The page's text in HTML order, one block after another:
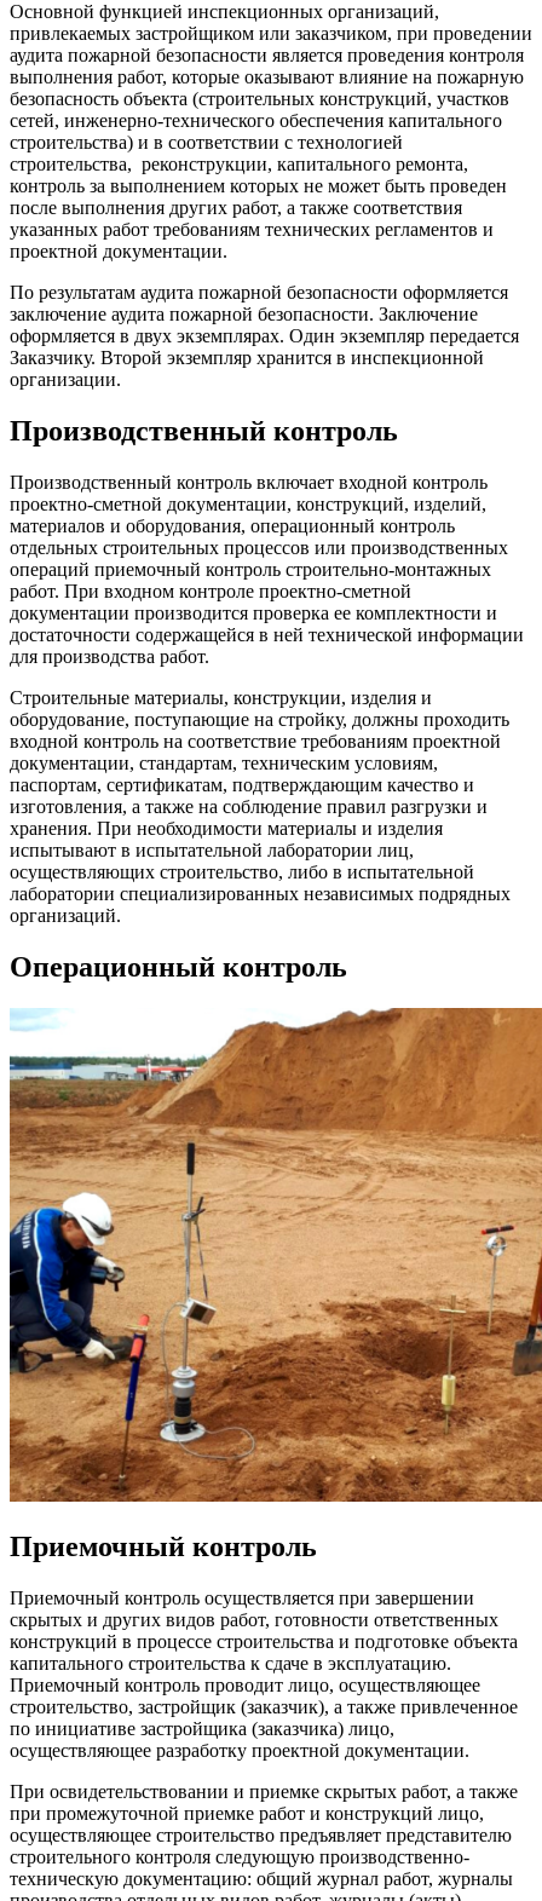
Основной функцией инспекционных организаций,
привлекаемых застройщиком или заказчиком, при проведении
аудита пожарной безопасности является проведения контроля
выполнения работ, которые оказывают влияние на пожарную
безопасность объекта (строительных конструкций, участков
сетей, инженерно-технического обеспечения капитального
строительства) и в соответствии с технологией
строительства, реконструкции, капитального ремонта,
контроль за выполнением которых не может быть проведен
после выполнения других работ, а также соответствия
указанных работ требованиям технических регламентов и
проектной документации.
По результатам аудита пожарной безопасности оформляется
заключение аудита пожарной безопасности. Заключение
оформляется в двух экземплярах. Один экземпляр передается
Заказчику. Второй экземпляр хранится в инспекционной
организации.
Производственный контроль
Производственный контроль включает входной контроль
проектно-сметной документации, конструкций, изделий,
материалов и оборудования, операционный контроль
отдельных строительных процессов или производственных
операций приемочный контроль строительно-монтажных
работ. При входном контроле проектно-сметной
документации производится проверка ее комплектности и
достаточности содержащейся в ней технической информации
для производства работ.
Строительные материалы, конструкции, изделия и
оборудование, поступающие на стройку, должны проходить
входной контроль на соответствие требованиям проектной
документации, стандартам, техническим условиям,
паспортам, сертификатам, подтверждающим качество и
изготовления, а также на соблюдение правил разгрузки и
хранения. При необходимости материалы и изделия
испытывают в испытательной лаборатории лиц,
осуществляющих строительство, либо в испытательной
лаборатории специализированных независимых подрядных
организаций.
Операционный контроль
Приемочный контроль
Приемочный контроль осуществляется при завершении
скрытых и других видов работ, готовности ответственных
конструкций в процессе строительства и подготовке объекта
капитального строительства к сдаче в эксплуатацию.
Приемочный контроль проводит лицо, осуществляющее
строительство, застройщик (заказчик), а также привлеченное
по инициативе застройщика (заказчика) лицо,
осуществляющее разработку проектной документации.
При освидетельствовании и приемке скрытых работ, а также
при промежуточной приемке работ и конструкций лицо,
осуществляющее строительство предъявляет представителю
строительного контроля следующую производственно-
техническую документацию: общий журнал работ, журналы